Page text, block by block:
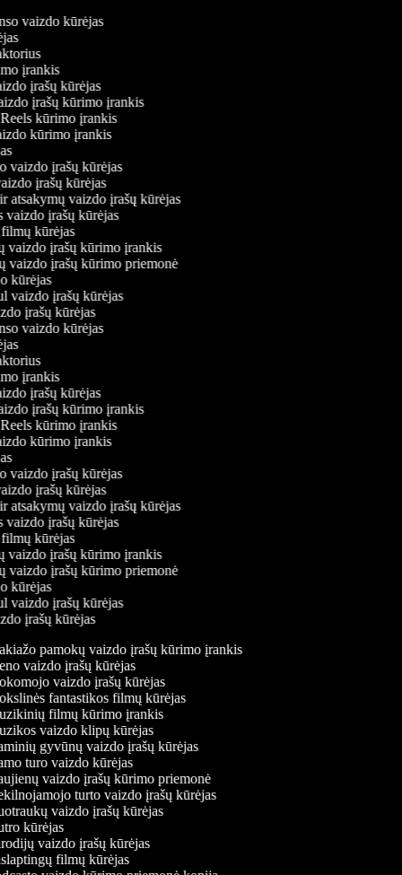
vaizdo kūrėjas
įrankis
įrašų kūrėjas
įrašų kūrimo įrankis
Reels kūrimo įrankis
kūrimo įrankis
vaizdo įrašų kūrėjas
įrašų kūrėjas
atsakymų vaizdo įrašų kūrėjas
vaizdo įrašų kūrėjas
filmų kūrėjas
vaizdo įrašų kūrimo įrankis
vaizdo įrašų kūrimo priemonė
kūrėjas
vaizdo įrašų kūrėjas
įrašų kūrėjas
vaizdo kūrėjas
įrankis
įrašų kūrėjas
įrašų kūrimo įrankis
Reels kūrimo įrankis
kūrimo įrankis
vaizdo įrašų kūrėjas
įrašų kūrėjas
atsakymų vaizdo įrašų kūrėjas
vaizdo įrašų kūrėjas
filmų kūrėjas
vaizdo įrašų kūrimo įrankis
vaizdo įrašų kūrimo priemonė
kūrėjas
vaizdo įrašų kūrėjas
įrašų kūrėjas
pamokų vaizdo įrašų kūrimo įrankis
vaizdo įrašų kūrėjas
vaizdo įrašų kūrėjas
fantastikos filmų kūrėjas
filmų kūrimo įrankis
vaizdo klipų kūrėjas
gyvūnų vaizdo įrašų kūrėjas
turo vaizdo kūrėjas
vaizdo įrašų kūrimo priemonė
turto vaizdo įrašų kūrėjas
vaizdo įrašų kūrėjas
kūrėjas
vaizdo įrašų kūrėjas
filmų kūrėjas